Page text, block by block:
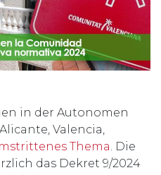
in der Autonomen
Valencia,
Thema . Die
das Dekret 9/2024